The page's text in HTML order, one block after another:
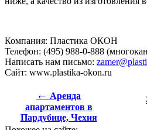
Компания: Пластика ОКОН
Телефон: (495) 988-0-888
Написать нам письмо:
Сайт: www.plastika-okon.ru
← Аренда
апартаментов в
Пардубице, Чехия